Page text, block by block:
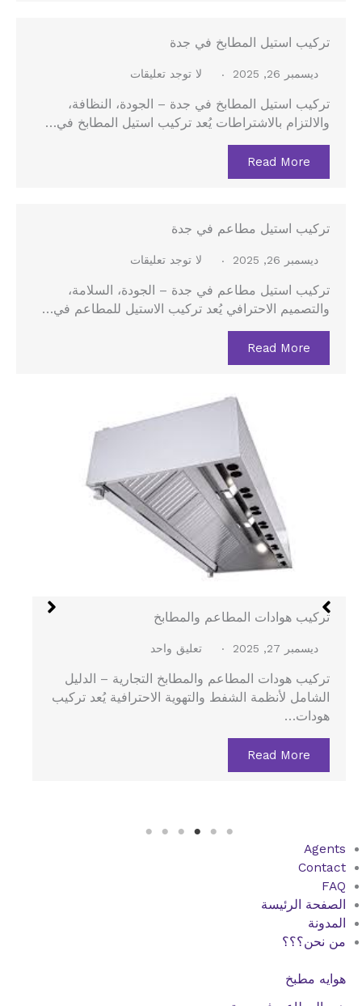
تركيب استيل المطابخ في جدة
ديسمبر 26, 2025 لا توجد تعليقات
تركيب استيل المطابخ في جدة – الجودة، النظافة،
والالتزام بالاشتراطات يُعد تركيب استيل المطابخ في…
Read More
تركيب استيل مطاعم في جدة
ديسمبر 26, 2025 لا توجد تعليقات
تركيب استيل مطاعم في جدة – الجودة، السلامة،
والتصميم الاحترافي يُعد تركيب الاستيل للمطاعم في…
Read More
هود الستانلس في جدة
ديسمبر 27, 2025 لا توجد تعليقات
هود الستانلس في جدة – الدليل الشامل لتركيب هود
المطاعم والمطابخ المركزية يُعد هود الستانلس…
Read More
Agents
Contact
FAQ
الصفحة الرئيسة
المدونة
من نحن؟؟؟
هوايه مطبخ